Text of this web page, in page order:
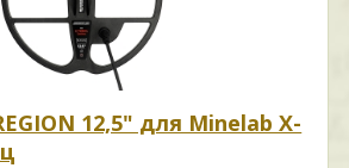
12,5" для Minelab X-